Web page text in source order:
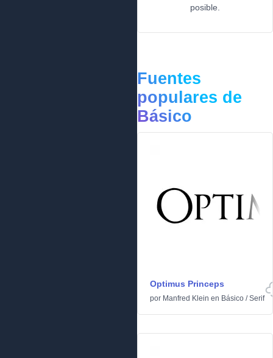
posible.
Fuentes
populares de
Básico
Optimus Princeps
por Manfred Klein en Básico /Serif